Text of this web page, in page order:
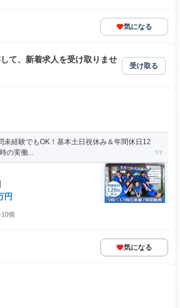
気になる
て、新着求人を受け取りませ
受け取る
経験でもOK！基本土日祝休み＆年間休日12
の実働...
円
個
気になる